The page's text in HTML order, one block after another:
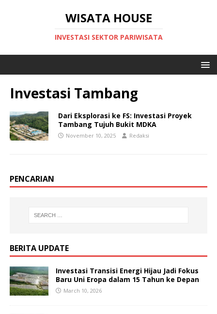
WISATA HOUSE
INVESTASI SEKTOR PARIWISATA
Investasi Tambang
Dari Eksplorasi ke FS: Investasi Proyek
Tambang Tujuh Bukit MDKA
November 10, 2025 Redaksi
PENCARIAN
BERITA UPDATE
Investasi Transisi Energi Hijau Jadi Fokus
Baru Uni Eropa dalam 15 Tahun ke Depan
March 10, 2026